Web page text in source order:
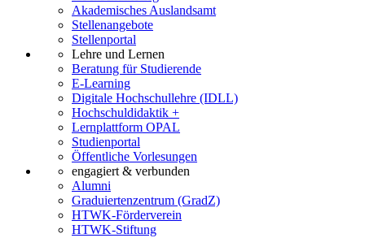
Akademisches Auslandsamt
Stellenangebote
Stellenportal
Lehre und Lernen
Beratung für Studierende
E-Learning
Digitale Hochschullehre (IDLL)
Hochschuldidaktik +
Lernplattform OPAL
Studienportal
Öffentliche Vorlesungen
engagiert & verbunden
Alumni
Graduiertenzentrum (GradZ)
HTWK-Förderverein
HTWK-Stiftung